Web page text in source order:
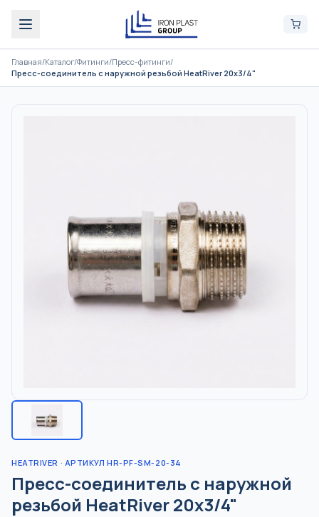
Главная/Каталог/Фитинги/Пресс-фитинги/
Пресс-соединитель с наружной резьбой HeatRiver 20x3/4"
HEATRIVER · АРТИКУЛ HR-PF-SM-20-34
Пресс-соединитель с наружной
резьбой HeatRiver 20x3/4"